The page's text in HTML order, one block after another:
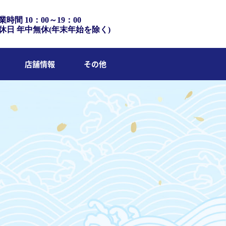
時間 10：00～19：00
日 年中無休(年末年始を除く)
店舗情報 その他